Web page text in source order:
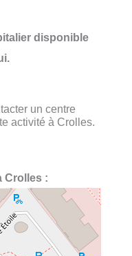
disponible
un centre
activité à Crolles.
Crolles :